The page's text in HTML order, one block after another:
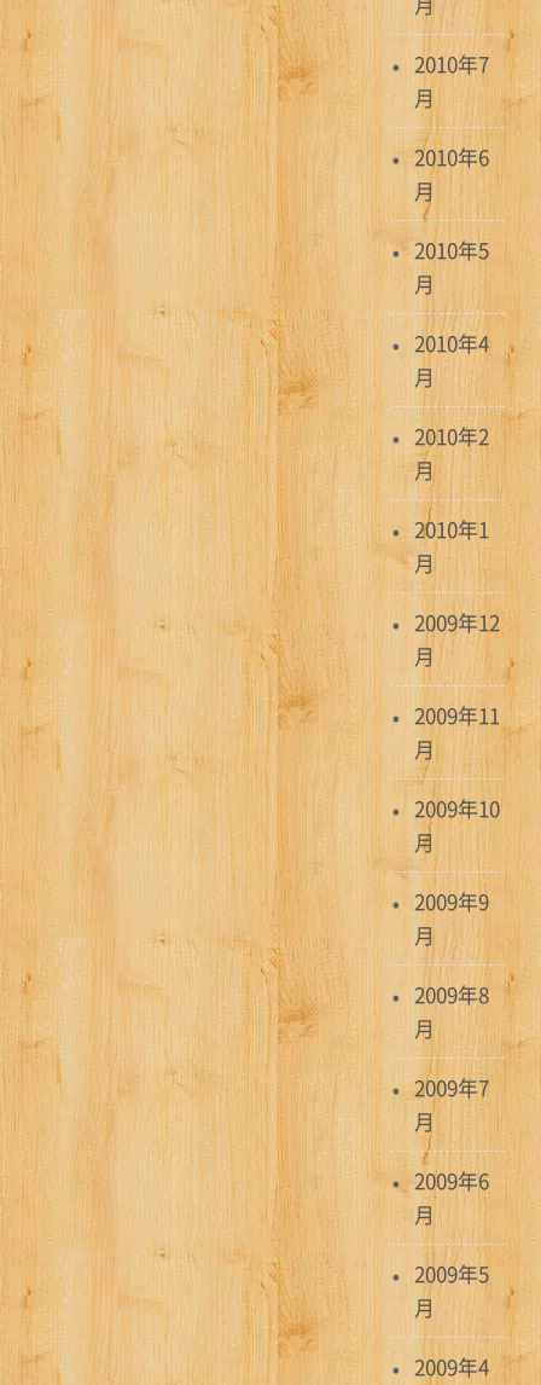
2010年7
月
2010年6
月
2010年5
月
2010年4
月
2010年2
月
2010年1
月
2009年12
月
2009年11
月
2009年10
月
2009年9
月
2009年8
月
2009年7
月
2009年6
月
2009年5
月
2009年4